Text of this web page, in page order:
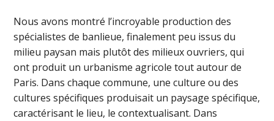
Nous avons montré l’incroyable production des
spécialistes de banlieue, finalement peu issus du
milieu paysan mais plutôt des milieux ouvriers, qui
ont produit un urbanisme agricole tout autour de
Paris. Dans chaque commune, une culture ou des
cultures spécifiques produisait un paysage spécifique,
caractérisant le lieu, le contextualisant. Dans